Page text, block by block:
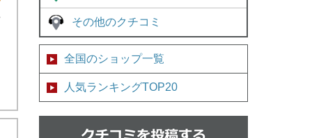
その他のクチコミ
全国のショップ一覧
人気ランキングTOP20